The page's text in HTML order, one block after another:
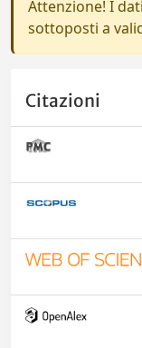
Attenzione! I
sottoposti a
Citazioni